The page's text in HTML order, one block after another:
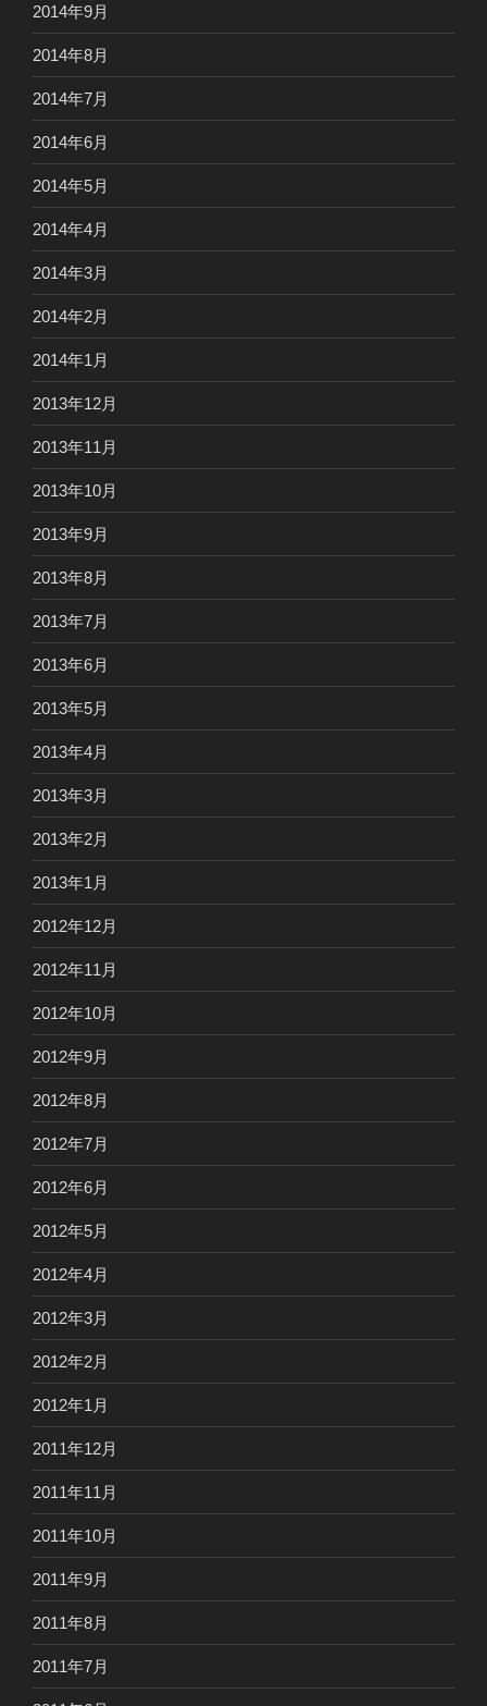
2014年9月
2014年8月
2014年7月
2014年6月
2014年5月
2014年4月
2014年3月
2014年2月
2014年1月
2013年12月
2013年11月
2013年10月
2013年9月
2013年8月
2013年7月
2013年6月
2013年5月
2013年4月
2013年3月
2013年2月
2013年1月
2012年12月
2012年11月
2012年10月
2012年9月
2012年8月
2012年7月
2012年6月
2012年5月
2012年4月
2012年3月
2012年2月
2012年1月
2011年12月
2011年11月
2011年10月
2011年9月
2011年8月
2011年7月